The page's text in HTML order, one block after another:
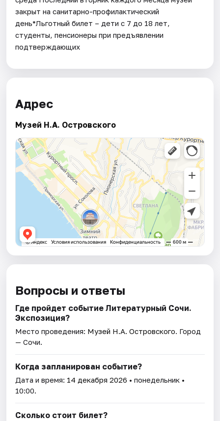
закрыт на санитарно-профилактический
день*Льготный билет – дети с 7 до 18 лет,
студенты, пенсионеры при предъявлении
подтверждающих
Адрес
Музей Н.А. Островского
Вопросы и ответы
Где пройдет событие Литературный Сочи.
Экспозиция?
Место проведения: Музей Н.А. Островского. Город
— Сочи.
Когда запланирован событие?
Дата и время: 14 декабря 2026 • понедельник •
10:00.
Сколько стоит билет?